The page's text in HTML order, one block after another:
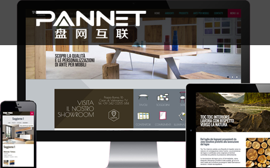
首 页